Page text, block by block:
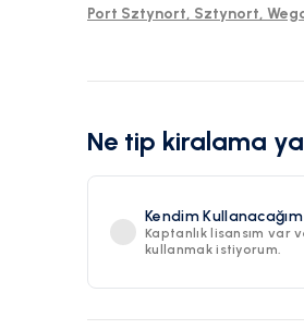
Port Sztynort, Sztynort,
Ne tip kiralama
Kendim Kullanacağım
Kaptanlık lisansım var
kullanmak istiyorum.